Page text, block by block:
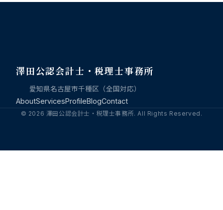
澤田公認会計士・税理士事務所
愛知県名古屋市千種区（全国対応）
AboutServicesProfileBlogContact
© 2026 澤田公認会計士・税理士事務所. All Rights Reserved.